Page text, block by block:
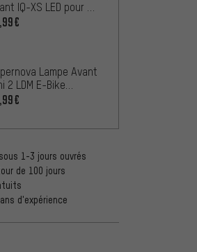
IQ-XS LED pour E-
avec Homologation
Lampe Avant
2 LDM E-Bike
1-3 jours ouvrés
de 100 jours
d'expérience